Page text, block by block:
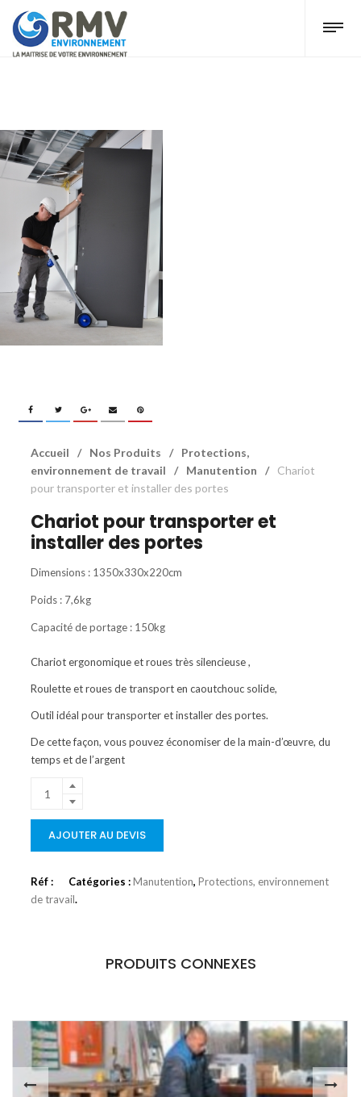
Accueil / Nos Produits /
Protections,
environnement de travail
/ Manutention /
Chariot
pour transporter et installer des portes
Chariot pour transporter et
installer des portes
Dimensions : 1350x330x220cm
Poids : 7,6kg
Capacité de portage : 150kg
Chariot ergonomique et roues très silencieuse ,
Roulette et roues de transport en caoutchouc solide,
Outil idéal pour transporter et installer des portes.
De cette façon, vous pouvez économiser de la main-d’œuvre, du
temps et de l’argent
AJOUTER AU DEVIS
Réf : Catégories :Manutention, Protections, environnement
de travail.
PRODUITS CONNEXES